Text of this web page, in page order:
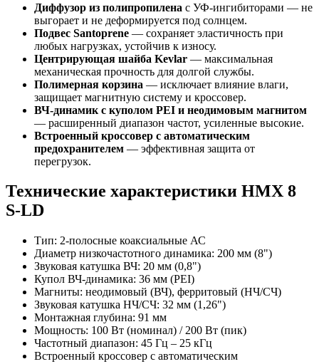
Диффузор из полипропилена с УФ-ингибиторами — не
выгорает и не деформируется под солнцем.
Подвес Santoprene — сохраняет эластичность при
любых нагрузках, устойчив к износу.
Центрирующая шайба Kevlar — максимальная
механическая прочность для долгой службы.
Полимерная корзина — исключает влияние влаги,
защищает магнитную систему и кроссовер.
ВЧ-динамик с куполом PEI и неодимовым магнитом
— расширенный диапазон частот, усиленные высокие.
Встроенный кроссовер с автоматическим
предохранителем — эффективная защита от
перегрузок.
Технические характеристики HMX 8
S-LD
Тип: 2-полосные коаксиальные АС
Диаметр низкочастотного динамика: 200 мм (8")
Звуковая катушка ВЧ: 20 мм (0,8")
Купол ВЧ-динамика: 36 мм (PEI)
Магниты: неодимовый (ВЧ), ферритовый (НЧ/СЧ)
Звуковая катушка НЧ/СЧ: 32 мм (1,26")
Монтажная глубина: 91 мм
Мощность: 100 Вт (номинал) / 200 Вт (пик)
Частотный диапазон: 45 Гц – 25 кГц
Встроенный кроссовер с автоматическим